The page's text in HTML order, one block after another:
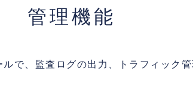
管理機能
ルで、監査ログの出力、トラフィック